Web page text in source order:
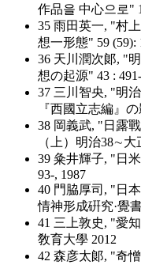
作品을 中心으로"
35 雨田英一, "村
想一形態" 59 (59):
36 天川潤次郞, "
想の起源" 43 :
37 三川智央, "明
『西國立志編』
38 岡義武, "日露
（上）明治38∼大
39 粂井輝子, "日
93-, 1987
40 門脇厚司, "日
情神形成硏究·覺
41 三上敦史, "愛
敎育大學 2012
42 森彦太郞, "奇